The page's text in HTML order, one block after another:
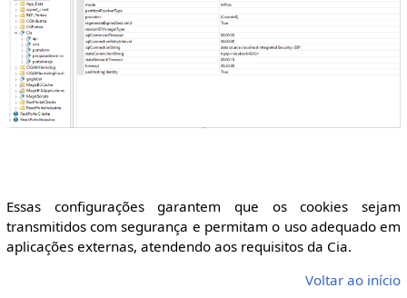
Essas configurações garantem que os cookies sejam
transmitidos com segurança e permitam o uso adequado em
aplicações externas, atendendo aos requisitos da Cia.
Voltar ao início